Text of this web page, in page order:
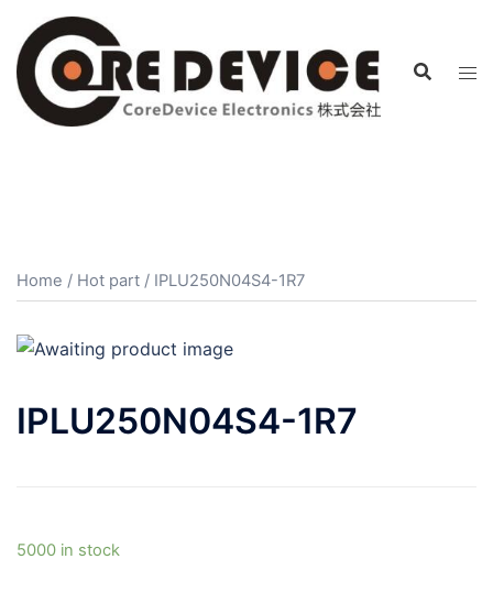
Home / Hot part / IPLU250N04S4-1R7
IPLU250N04S4-1R7
5000 in stock